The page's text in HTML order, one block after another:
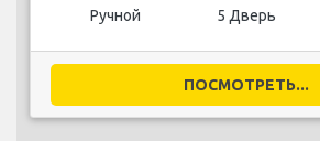
Ручной 5 Дверь
ПОСМОТРЕТЬ...